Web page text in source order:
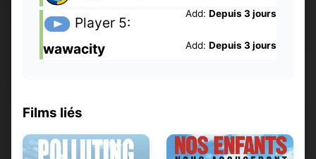
Add: Depuis 3 jours
Player 5:
wawacity
Add: Depuis 3 jours
Films liés